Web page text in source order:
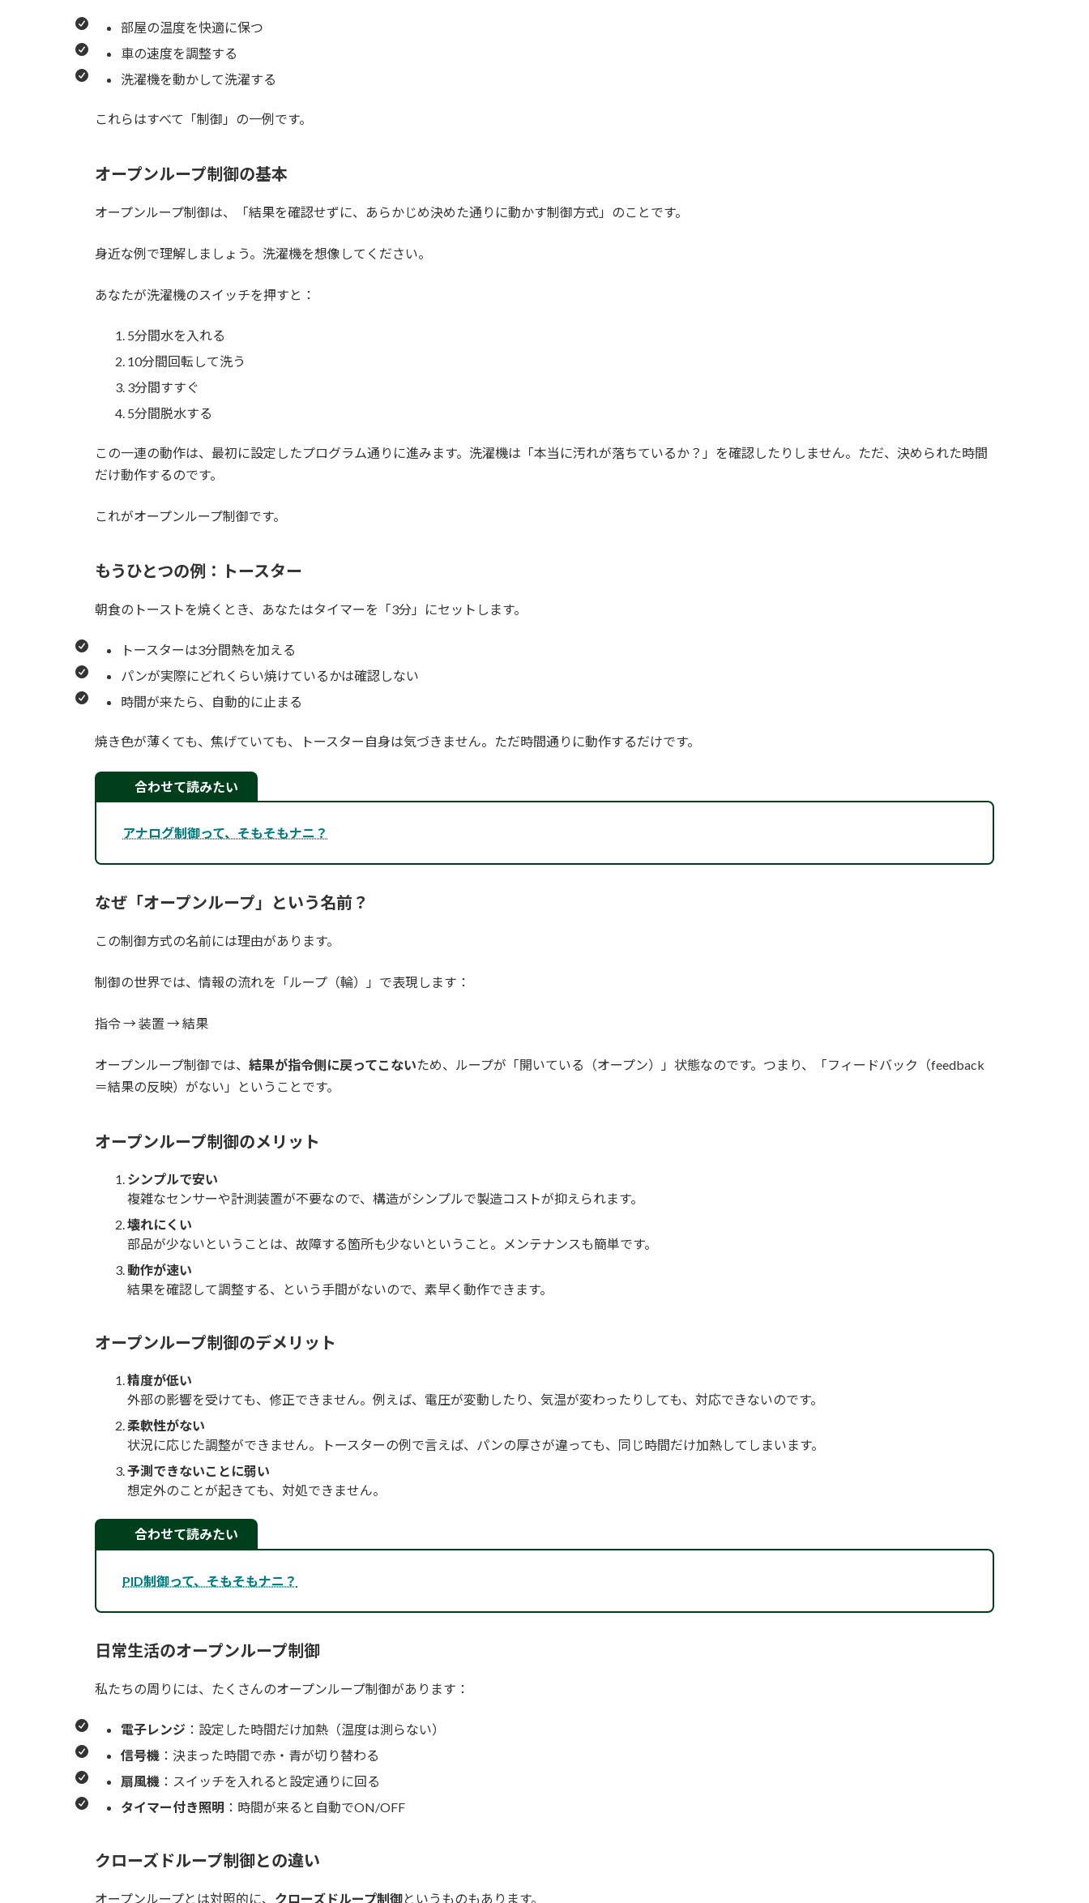
部屋の温度を快適に保つ
車の速度を調整する
洗濯機を動かして洗濯する
これらはすべて「制御」の一例です。
オープンループ制御の基本
オープンループ制御は、「結果を確認せずに、あらかじめ決めた通りに動かす制御方式」のことです。
身近な例で理解しましょう。洗濯機を想像してください。
あなたが洗濯機のスイッチを押すと：
5分間水を入れる
10分間回転して洗う
3分間すすぐ
5分間脱水する
この一連の動作は、最初に設定したプログラム通りに進みます。洗濯機は「本当に汚れが落ちているか？」を確認したりしません。ただ、決められた時間
だけ動作するのです。
これがオープンループ制御です。
もうひとつの例：トースター
朝食のトーストを焼くとき、あなたはタイマーを「3分」にセットします。
トースターは3分間熱を加える
パンが実際にどれくらい焼けているかは確認しない
時間が来たら、自動的に止まる
焼き色が薄くても、焦げていても、トースター自身は気づきません。ただ時間通りに動作するだけです。
合わせて読みたい
アナログ制御って、そもそもナニ？
なぜ「オープンループ」という名前？
この制御方式の名前には理由があります。
制御の世界では、情報の流れを「ループ（輪）」で表現します：
指令 → 装置 → 結果
オープンループ制御では、 結果が指令側に戻ってこないため、ループが「開いている（オープン）」状態なのです。つまり、「フィードバック（feedback
＝結果の反映）がない」ということです。
オープンループ制御のメリット
シンプルで安い
複雑なセンサーや計測装置が不要なので、構造がシンプルで製造コストが抑えられます。
壊れにくい
部品が少ないということは、故障する箇所も少ないということ。メンテナンスも簡単です。
動作が速い
結果を確認して調整する、という手間がないので、素早く動作できます。
オープンループ制御のデメリット
精度が低い
外部の影響を受けても、修正できません。例えば、電圧が変動したり、気温が変わったりしても、対応できないのです。
柔軟性がない
状況に応じた調整ができません。トースターの例で言えば、パンの厚さが違っても、同じ時間だけ加熱してしまいます。
予測できないことに弱い
想定外のことが起きても、対処できません。
合わせて読みたい
PID制御って、そもそもナニ？
日常生活のオープンループ制御
私たちの周りには、たくさんのオープンループ制御があります：
電子レンジ ：設定した時間だけ加熱（温度は測らない）
信号機 ：決まった時間で赤・青が切り替わる
扇風機 ：スイッチを入れると設定通りに回る
タイマー付き照明 ：時間が来ると自動でON/OFF
クローズドループ制御との違い
オープンループとは対照的に、 クローズドループ制御というものもあります。